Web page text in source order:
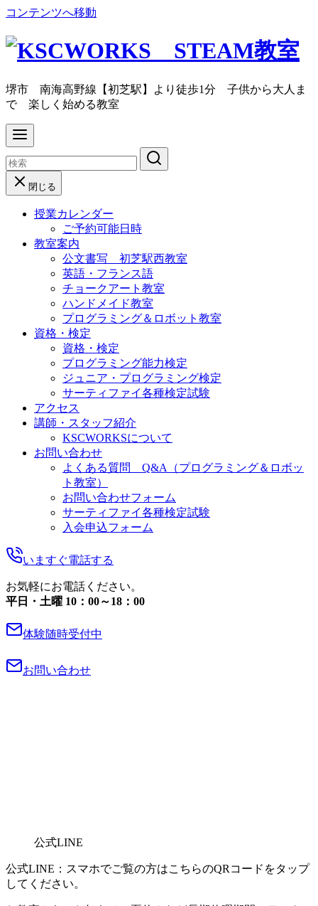
コンテンツへ移動
堺市 南海高野線【初芝駅】より徒歩1分 子供から大人ま
で 楽しく始める教室
閉じる
授業カレンダー
ご予約可能日時
教室案内
公文書写 初芝駅西教室
英語・フランス語
チョークアート教室
ハンドメイド教室
プログラミング＆ロボット教室
資格・検定
資格・検定
プログラミング能力検定
ジュニア・プログラミング検定
サーティファイ各種検定試験
アクセス
講師・スタッフ紹介
KSCWORKSについて
お問い合わせ
よくある質問 Q&A（プログラミング＆ロボッ
ト教室）
お問い合わせフォーム
サーティファイ各種検定試験
入会申込フォーム
いますぐ電話する
お気軽にお電話ください。
平日・土曜 10：00～18：00
体験随時受付中
お問い合わせ
公式LINE
公式LINE：スマホでご覧の方はこちらのQRコードをタップ
してください。